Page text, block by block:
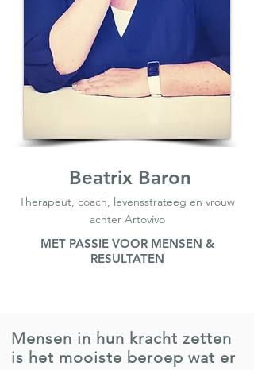
Beatrix Baron
Therapeut, coach, levensstrateeg en vrouw
achter Artovivo
MET PASSIE VOOR MENSEN &
RESULTATEN
Mensen in hun kracht zetten
is het mooiste beroep wat er